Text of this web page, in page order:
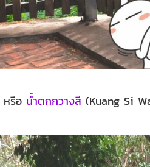
หรือ น้ำตกกวางสี (Kuang Si